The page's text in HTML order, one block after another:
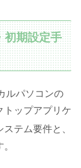
初期設定手
ルパソコンの
トップアプリケ
テム要件と、